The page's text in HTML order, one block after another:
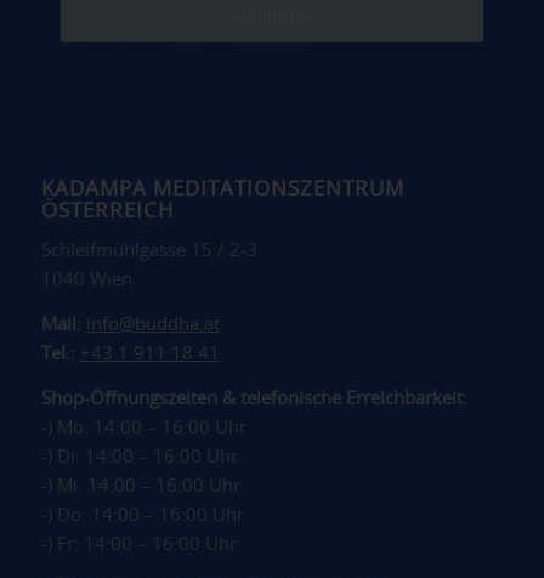
KADAMPA MEDITATIONSZENTRUM
ÖSTERREICH
Schleifmühlgasse 15 / 2-3
1040 Wien
Mail: info@buddha.at
Tel.: +43 1 911 18 41
Shop-Öffnungszeiten & telefonische Erreichbarkeit:
-) Mo: 14:00 – 16:00 Uhr
-) Di: 14:00 – 16:00 Uhr
-) Mi: 14:00 – 16:00 Uhr
-) Do: 14:00 – 16:00 Uhr
-) Fr: 14:00 – 16:00 Uhr